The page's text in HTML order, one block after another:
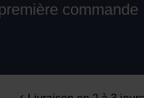
commande